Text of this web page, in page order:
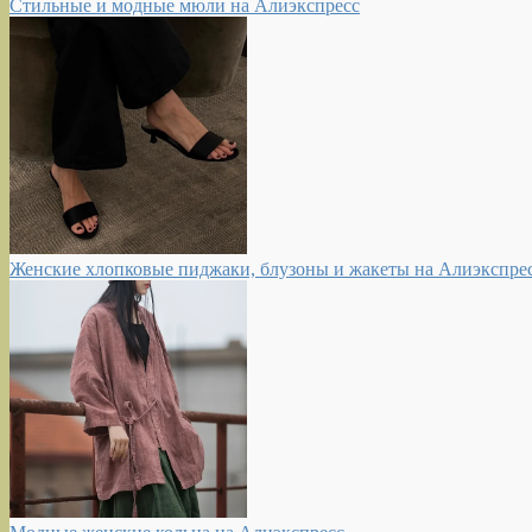
Стильные и модные мюли на Алиэкспресс
Женские хлопковые пиджаки, блузоны и жакеты на